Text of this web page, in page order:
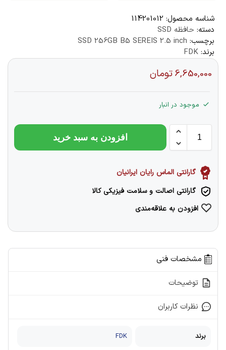
شناسه محصول: 114201012
دسته: حافظه SSD
برچسب: SSD 256GB B5 SEREIS 2.5 inch
برند: FDK
6,650,000تومان
موجود در انبار
افزودن به سبد خرید
گارانتی الماس رایان ایرانیان
گارانتی اصالت و سلامت فیزیکی کالا
افزودن به علاقه‌مندی
مشخصات فنی
توضیحات
نظرات کاربران
برند FDK